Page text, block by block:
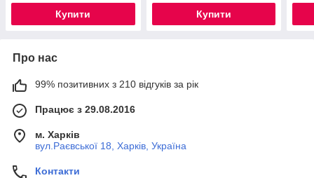
Купити Купити
Про нас
99% позитивних з 210 відгуків за рік
Працює з 29.08.2016
м. Харків
вул.Раєвської 18, Харків, Україна
Контакти